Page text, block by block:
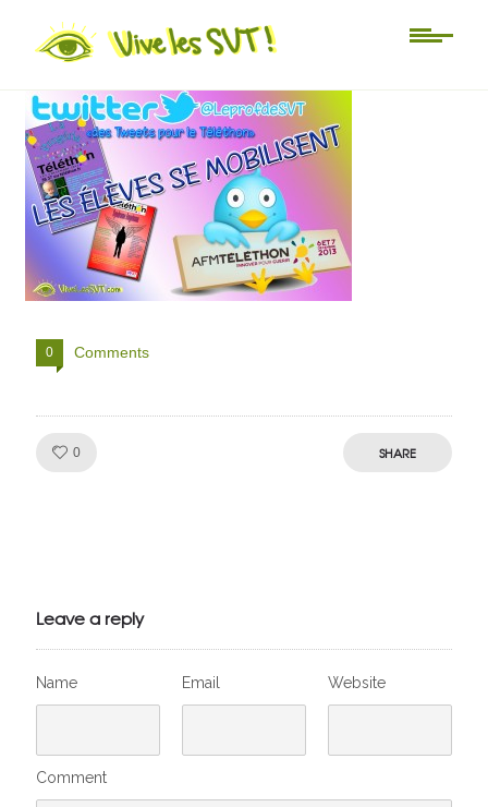
téléthon twitter vivelessvt
0 Comments
0 SHARE
Leave a reply
Name Email Website
Comment